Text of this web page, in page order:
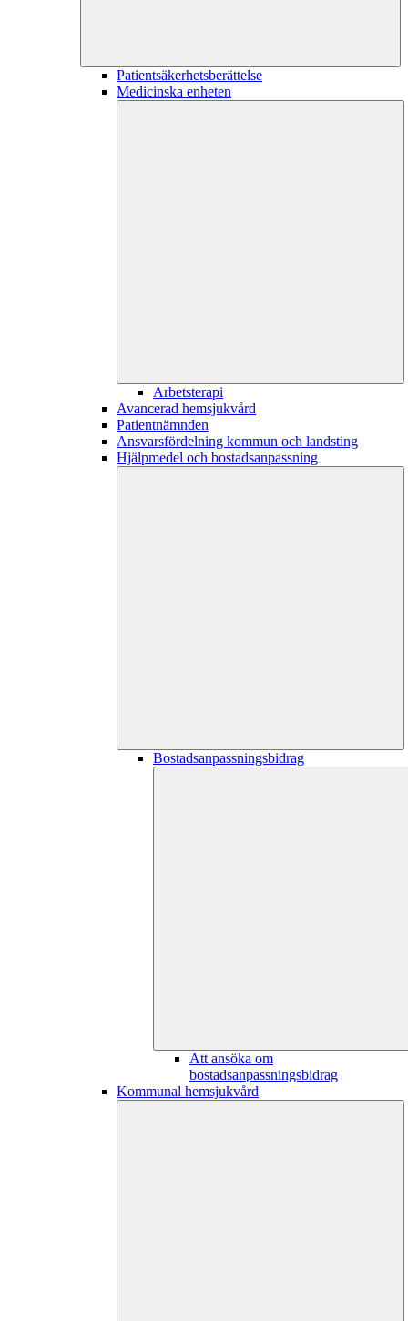
Patientsäkerhetsberättelse
Medicinska enheten
Arbetsterapi
Avancerad hemsjukvård
Patientnämnden
Ansvarsfördelning kommun och landsting
Hjälpmedel och bostadsanpassning
Bostadsanpassningsbidrag
Att ansöka om
bostadsanpassningsbidrag
Kommunal hemsjukvård